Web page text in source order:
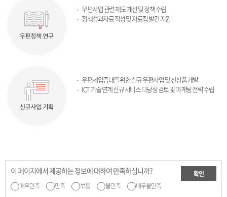
우편사업 관련 제도 개선 및 정책 수립
정책성과자료 작성 및 자료집 발간 지원
우편세입증대를 위한 신규 우편사업 및 신상품 개발
ICT 기술 연계 신규 서비스 타당성 검토 및 마케팅 전략 수립
이 페이지에서 제공하는 정보에 대하여 만족하십니까?
매우만족 만족 보통 불만족 매우불만족
확인